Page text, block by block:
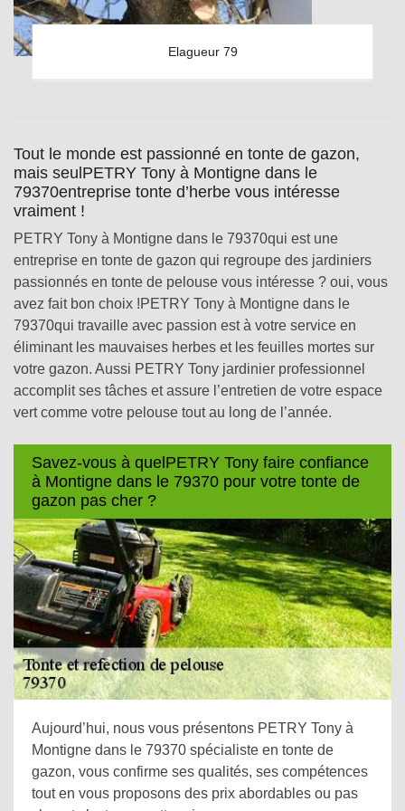
Elagueur 79
Tout le monde est passionné en tonte de gazon,
mais seulPETRY Tony à Montigne dans le
79370entreprise tonte d’herbe vous intéresse
vraiment !
PETRY Tony à Montigne dans le 79370qui est une
entreprise en tonte de gazon qui regroupe des jardiniers
passionnés en tonte de pelouse vous intéresse ? oui, vous
avez fait bon choix !PETRY Tony à Montigne dans le
79370qui travaille avec passion est à votre service en
éliminant les mauvaises herbes et les feuilles mortes sur
votre gazon. Aussi PETRY Tony jardinier professionnel
accomplit ses tâches et assure l’entretien de votre espace
vert comme votre pelouse tout au long de l’année.
Savez-vous à quelPETRY Tony faire confiance
à Montigne dans le 79370 pour votre tonte de
gazon pas cher ?
Aujourd’hui, nous vous présentons PETRY Tony à
Montigne dans le 79370 spécialiste en tonte de
gazon, vous confirme ses qualités, ses compétences
tout en vous proposons des prix abordables ou pas